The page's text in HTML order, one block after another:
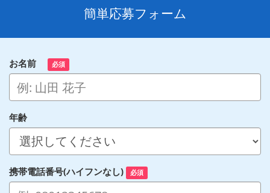
簡単応募フォーム
お名前 必須
年齢
携帯電話番号(ハイフンなし) 必須